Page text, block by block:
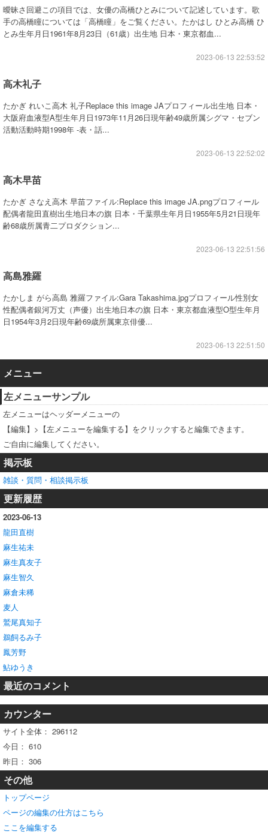
曖昧さ回避この項目では、女優の高橋ひとみについて記述しています。歌
手の高橋瞳については「高橋瞳」をご覧ください。たかはし ひとみ高橋 ひ
とみ生年月日1961年8月23日（61歳）出生地 日本・東京都血...
2023-06-13 22:53:52
高木礼子
たかぎ れいこ高木 礼子Replace this image JAプロフィール出生地 日本・
大阪府血液型A型生年月日1973年11月26日現年齢49歳所属シグマ・セブン
活動活動時期1998年 -表・話...
2023-06-13 22:52:02
高木早苗
たかぎ さなえ高木 早苗ファイル:Replace this image JA.pngプロフィール
配偶者龍田直樹出生地日本の旗 日本・千葉県生年月日1955年5月21日現年
齢68歳所属青二プロダクション...
2023-06-13 22:51:56
高島雅羅
たかしま がら高島 雅羅ファイル:Gara Takashima.jpgプロフィール性別女
性配偶者銀河万丈（声優）出生地日本の旗 日本・東京都血液型O型生年月
日1954年3月2日現年齢69歳所属東京俳優...
2023-06-13 22:51:50
メニュー
左メニューサンプル
左メニューはヘッダーメニューの
【編集】>【左メニューを編集する】をクリックすると編集できます。
ご自由に編集してください。
掲示板
雑談・質問・相談掲示板
更新履歴
2023-06-13
龍田直樹
麻生祐未
麻生真友子
麻生智久
麻倉未稀
麦人
鷲尾真知子
鵜飼るみ子
鳳芳野
鮎ゆうき
最近のコメント
カウンター
サイト全体： 296112
今日： 610
昨日： 306
その他
トップページ
ページの編集の仕方はこちら
ここを編集する